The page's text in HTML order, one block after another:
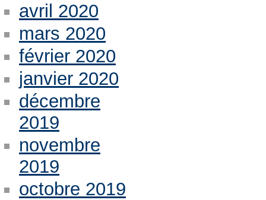
avril 2020
mars 2020
février 2020
janvier 2020
décembre
2019
novembre
2019
octobre 2019